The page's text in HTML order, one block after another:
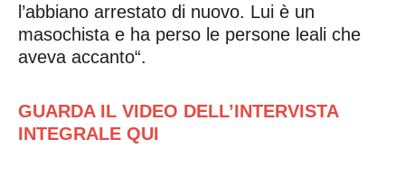
l’abbiano arrestato di nuovo. Lui è un
masochista e ha perso le persone leali che
aveva accanto“.
GUARDA IL VIDEO DELL’INTERVISTA
INTEGRALE QUI